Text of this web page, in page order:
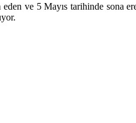
ve 5 Mayıs tarihinde sona